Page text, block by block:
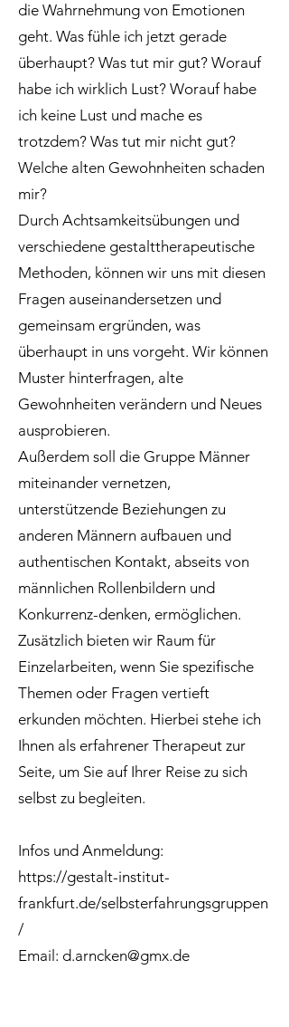
die Wahrnehmung von Emotionen
geht. Was fühle ich jetzt gerade
überhaupt? Was tut mir gut? Worauf
habe ich wirklich Lust? Worauf habe
ich keine Lust und mache es
trotzdem? Was tut mir nicht gut?
Welche alten Gewohnheiten schaden
mir?
Durch Achtsamkeitsübungen und
verschiedene gestalttherapeutische
Methoden, können wir uns mit diesen
Fragen auseinandersetzen und
gemeinsam ergründen, was
überhaupt in uns vorgeht. Wir können
Muster hinterfragen, alte
Gewohnheiten verändern und Neues
ausprobieren.
Außerdem soll die Gruppe Männer
miteinander vernetzen,
unterstützende Beziehungen zu
anderen Männern aufbauen und
authentischen Kontakt, abseits von
männlichen Rollenbildern und
Konkurrenz-denken, ermöglichen.
Zusätzlich bieten wir Raum für
Einzelarbeiten, wenn Sie spezifische
Themen oder Fragen vertieft
erkunden möchten. Hierbei stehe ich
Ihnen als erfahrener Therapeut zur
Seite, um Sie auf Ihrer Reise zu sich
selbst zu begleiten.
Infos und Anmeldung:
https://gestalt-institut-
frankfurt.de/selbsterfahrungsgruppen
/
Email: d.arncken@gmx.de